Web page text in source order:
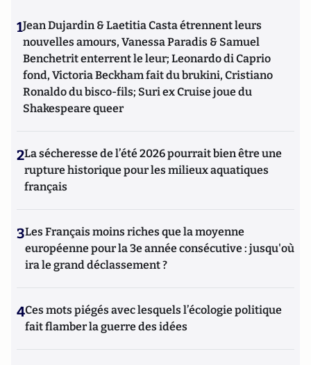
1Jean Dujardin & Laetitia Casta étrennent leurs
nouvelles amours, Vanessa Paradis & Samuel
Benchetrit enterrent le leur; Leonardo di Caprio
fond, Victoria Beckham fait du brukini, Cristiano
Ronaldo du bisco-fils; Suri ex Cruise joue du
Shakespeare queer
2La sécheresse de l’été 2026 pourrait bien être une
rupture historique pour les milieux aquatiques
français
3Les Français moins riches que la moyenne
européenne pour la 3e année consécutive : jusqu'où
ira le grand déclassement ?
4Ces mots piégés avec lesquels l’écologie politique
fait flamber la guerre des idées